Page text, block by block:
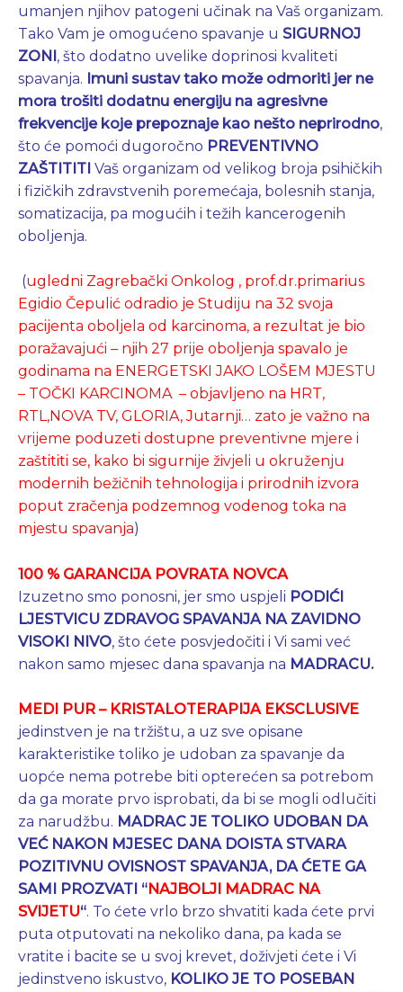
umanjen njihov patogeni učinak na Vaš organizam.
Tako Vam je omogućeno spavanje u SIGURNOJ
ZONI, što dodatno uvelike doprinosi kvaliteti
spavanja. Imuni sustav tako može odmoriti jer ne
mora trošiti dodatnu energiju na agresivne
frekvencije koje prepoznaje kao nešto neprirodno,
što će pomoći dugoročno PREVENTIVNO
ZAŠTITITI Vaš organizam od velikog broja psihičkih
i fizičkih zdravstvenih poremećaja, bolesnih stanja,
somatizacija, pa mogućih i težih kancerogenih
oboljenja.
(ugledni Zagrebački Onkolog , prof.dr.primarius
Egidio Čepulić odradio je Studiju na 32 svoja
pacijenta oboljela od karcinoma, a rezultat je bio
poražavajući – njih 27 prije oboljenja spavalo je
godinama na ENERGETSKI JAKO LOŠEM MJESTU
– TOČKI KARCINOMA – objavljeno na HRT,
RTL,NOVA TV, GLORIA, Jutarnji… zato je važno na
vrijeme poduzeti dostupne preventivne mjere i
zaštititi se, kako bi sigurnije živjeli u okruženju
modernih bežičnih tehnologija i prirodnih izvora
poput zračenja podzemnog vodenog toka na
mjestu spavanja)
100 % GARANCIJA POVRATA NOVCA
Izuzetno smo ponosni, jer smo uspjeli PODIĆI
LJESTVICU ZDRAVOG SPAVANJA NA ZAVIDNO
VISOKI NIVO, što ćete posvjedočiti i Vi sami već
nakon samo mjesec dana spavanja na MADRACU.
MEDI PUR – KRISTALOTERAPIJA EKSCLUSIVE
jedinstven je na tržištu, a uz sve opisane
karakteristike toliko je udoban za spavanje da
uopće nema potrebe biti opterećen sa potrebom
da ga morate prvo isprobati, da bi se mogli odlučiti
za narudžbu. MADRAC JE TOLIKO UDOBAN DA
VEĆ NAKON MJESEC DANA DOISTA STVARA
POZITIVNU OVISNOST SPAVANJA, DA ĆETE GA
SAMI PROZVATI “ NAJBOLJI MADRAC NA
SVIJETU“. To ćete vrlo brzo shvatiti kada ćete prvi
puta otputovati na nekoliko dana, pa kada se
vratite i bacite se u svoj krevet, doživjeti ćete i Vi
jedinstveno iskustvo, KOLIKO JE TO POSEBAN